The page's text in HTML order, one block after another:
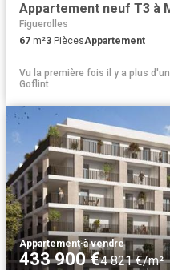
Appartement neuf T3 à
Figuerolles
67 m²3 PiècesAppartement
Vu la première fois il y a plus
Goflint
Appartement·à vendre
433 900 €4 821 €/m²